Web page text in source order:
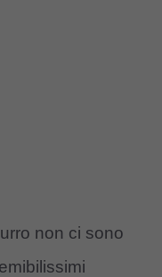
non ci sono